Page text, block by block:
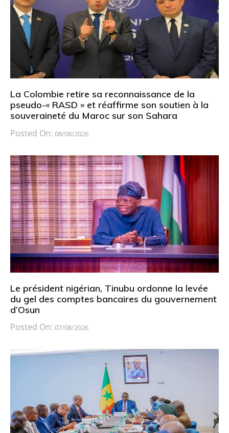
La Colombie retire sa reconnaissance de la
pseudo-« RASD » et réaffirme son soutien à la
souveraineté du Maroc sur son Sahara
Posted On: 08/08/2026
Le président nigérian, Tinubu ordonne la levée
du gel des comptes bancaires du gouvernement
d’Osun
Posted On: 07/08/2026